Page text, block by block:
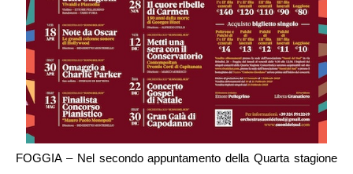
FOGGIA – Nel secondo appuntamento della Quarta stagione